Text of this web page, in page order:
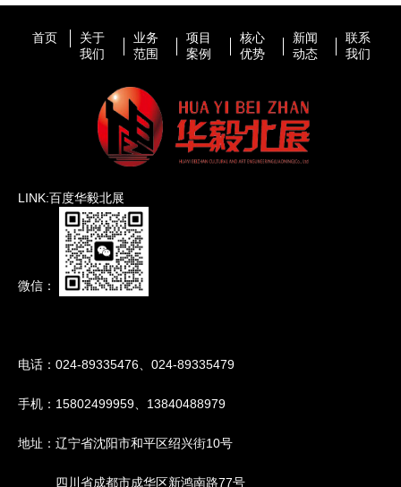
首页
关于
我们
业务
范围
项目
案例
核心
优势
新闻
动态
联系
我们
LINK:百度华毅北展
微信：
电话：024-89335476、024-89335479
手机：15802499959、13840488979
地址：辽宁省沈阳市和平区绍兴街10号
四川省成都市成华区新鸿南路77号